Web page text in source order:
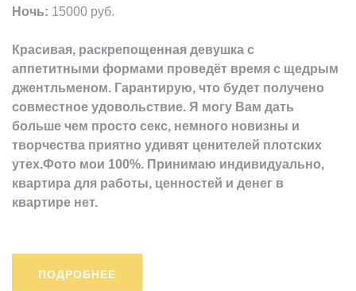
Ночь: 15000 руб.
Красивая, раскрепощенная девушка с
аппетитными формами проведёт время с щедрым
джентльменом. Гарантирую, что будет получено
совместное удовольствие. Я могу Вам дать
больше чем просто секс, немного новизны и
творчества приятно удивят ценителей плотских
утех.Фото мои 100%. Принимаю индивидуально,
квартира для работы, ценностей и денег в
квартире нет.
ПОДРОБНЕЕ